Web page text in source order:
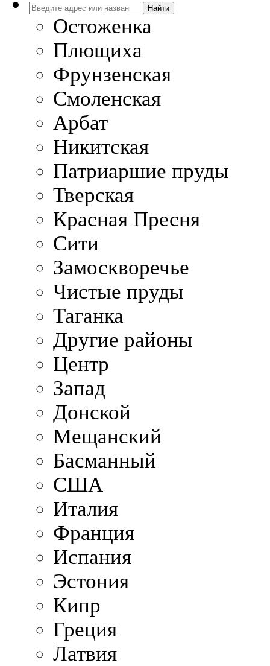
Остоженка
Плющиха
Фрунзенская
Смоленская
Арбат
Никитская
Патриаршие пруды
Тверская
Красная Пресня
Сити
Замоскворечье
Чистые пруды
Таганка
Другие районы
Центр
Запад
Донской
Мещанский
Басманный
США
Италия
Франция
Испания
Эстония
Кипр
Греция
Латвия